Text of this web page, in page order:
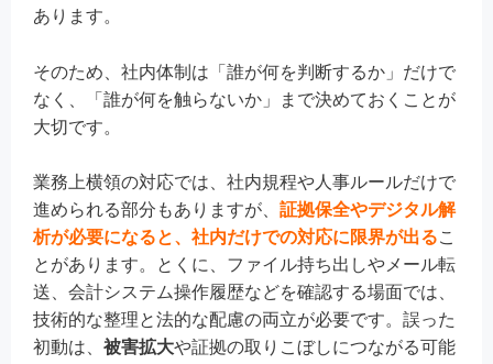
あります。
そのため、社内体制は「誰が何を判断するか」だけで
なく、「誰が何を触らないか」まで決めておくことが
大切です。
業務上横領の対応では、社内規程や人事ルールだけで
進められる部分もありますが、 証拠保全やデジタル解
析が必要になると、社内だけでの対応に限界が出るこ
とがあります。とくに、ファイル持ち出しやメール転
送、会計システム操作履歴などを確認する場面では、
技術的な整理と法的な配慮の両立が必要です。誤った
初動は、 被害拡大や証拠の取りこぼしにつながる可能